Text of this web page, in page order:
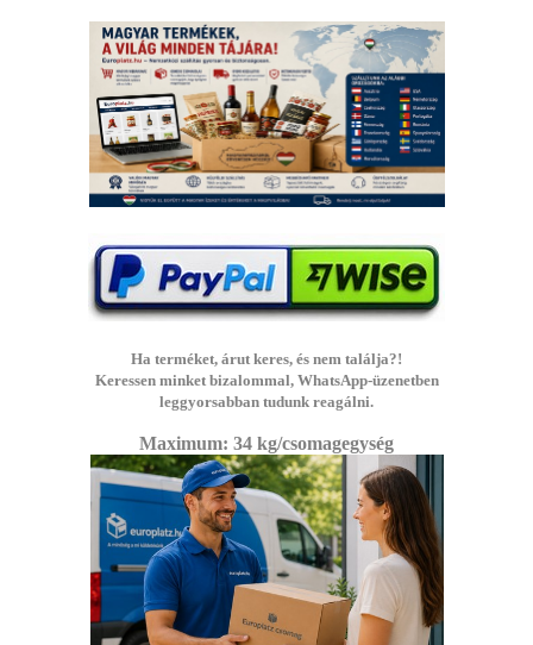
Ha terméket, árut keres, és nem találja?!
Keressen minket bizalommal, WhatsApp-üzenetben
leggyorsabban tudunk reagálni.
Maximum: 34 kg/csomagegység